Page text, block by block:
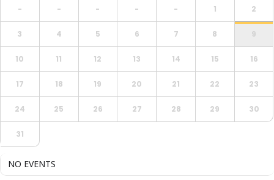
- - - - - 1 2
3 4 5 6 7 8 9
10 11 12 13 14 15 16
17 18 19 20 21 22 23
24 25 26 27 28 29 30
31
NO EVENTS